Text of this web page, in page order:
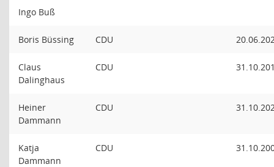
Ingo Buß
Boris Büssing CDU
Claus
Dalinghaus
CDU
Heiner
Dammann
CDU
Katja
Dammann
CDU